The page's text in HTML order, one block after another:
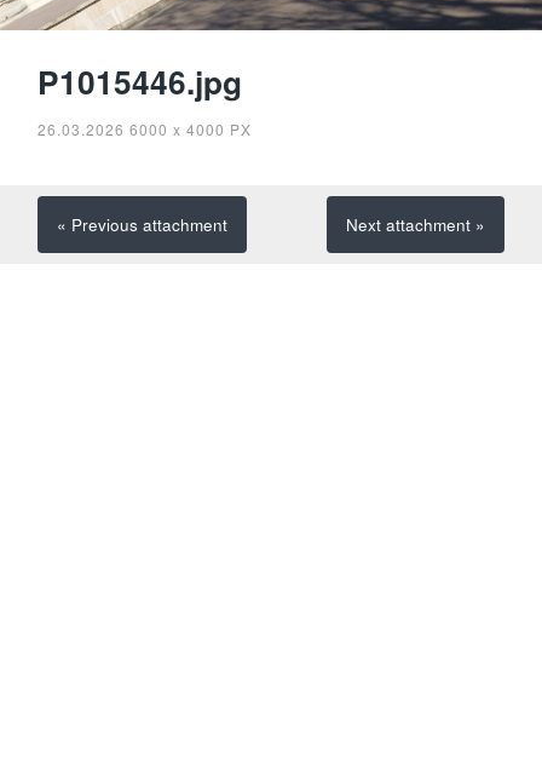
P1015446.jpg
26.03.2026 6000x 4000 PX
« Previous attachment Nextattachment»